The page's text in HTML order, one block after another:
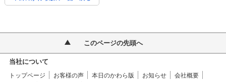
このページの先頭へ
当社について
トップページ お客様の声 本日のかわら版 お知らせ
会社概要